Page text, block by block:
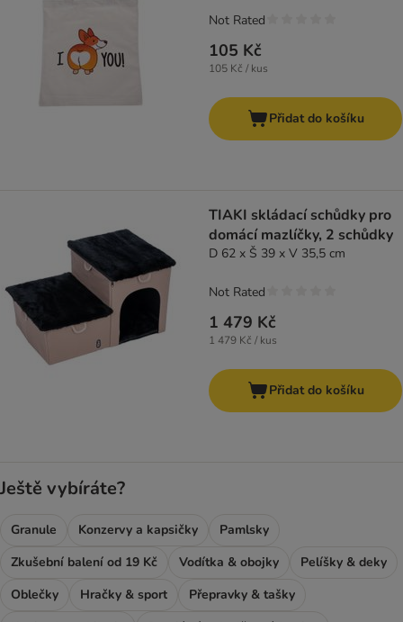
105 Kč
105 Kč / kus
Not Rated
Přidat do košíku
TIAKI skládací schůdky pro
domácí mazlíčky, 2 schůdky
D 62 x Š 39 x V 35,5 cm
1 479 Kč
1 479 Kč / kus
Not Rated
Přidat do košíku
Ještě vybíráte?
Granule Konzervy a kapsičky
Pamlsky
Zkušební balení od 19 Kč
Vodítka & obojky
Pelíšky & deky
Oblečky
Hračky & sport
Přepravky & tašky